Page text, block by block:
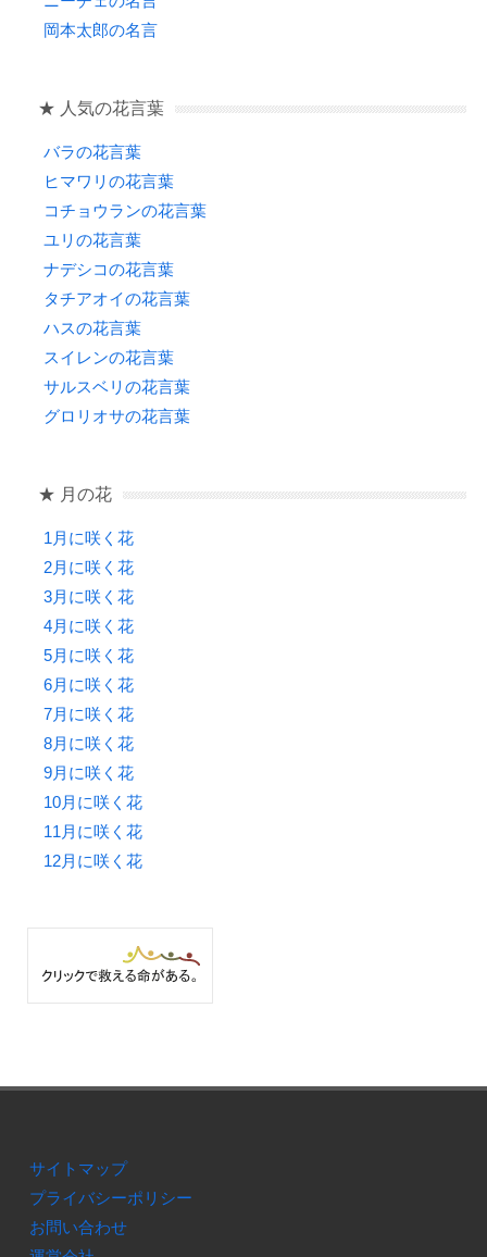
岡本太郎の名言
★ 人気の花言葉
バラの花言葉
ヒマワリの花言葉
コチョウランの花言葉
ユリの花言葉
ナデシコの花言葉
タチアオイの花言葉
ハスの花言葉
スイレンの花言葉
サルスベリの花言葉
グロリオサの花言葉
★ 月の花
1月に咲く花
2月に咲く花
3月に咲く花
4月に咲く花
5月に咲く花
6月に咲く花
7月に咲く花
8月に咲く花
9月に咲く花
10月に咲く花
11月に咲く花
12月に咲く花
サイトマップ
プライバシーポリシー
お問い合わせ